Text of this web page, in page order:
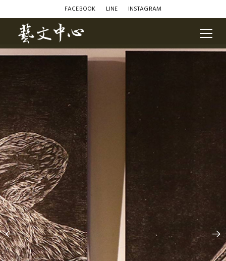
FACEBOOK LINE INSTAGRAM